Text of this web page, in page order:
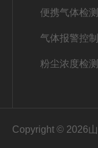
便携气体检
气体报警控
粉尘浓度检
Copyright © 2026